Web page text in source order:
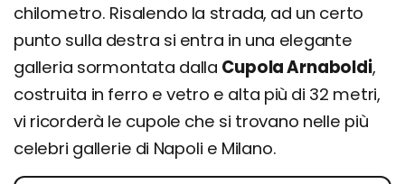
chilometro. Risalendo la strada, ad un certo
punto sulla destra si entra in una elegante
galleria sormontata dalla Cupola Arnaboldi,
costruita in ferro e vetro e alta più di 32 metri,
vi ricorderà le cupole che si trovano nelle più
celebri gallerie di Napoli e Milano.